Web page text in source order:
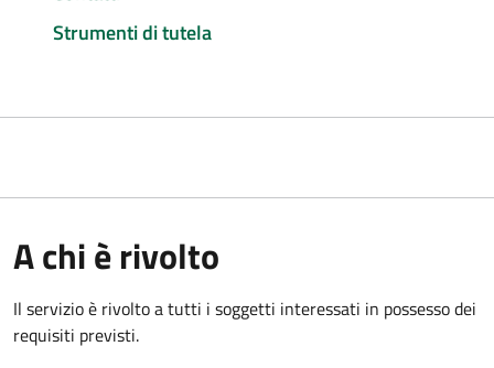
Strumenti di tutela
A chi è rivolto
Il servizio è rivolto a tutti i soggetti interessati in possesso dei
requisiti previsti.